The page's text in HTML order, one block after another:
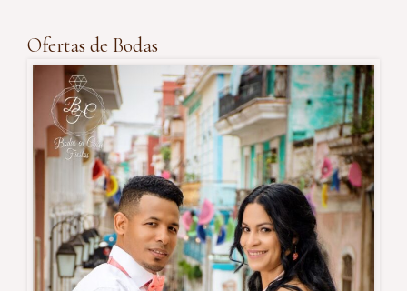
Ofertas de Bodas